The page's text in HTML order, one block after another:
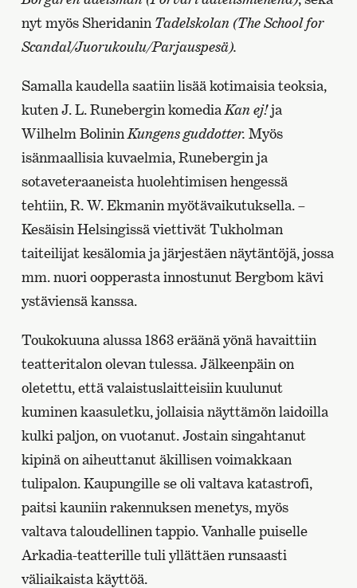
nyt myös Sheridanin Tadelskolan (The School for
Scandal/Juorukoulu/Parjauspesä).
Samalla kaudella saatiin lisää kotimaisia teoksia,
kuten J. L. Runebergin komedia Kan ej!ja
Wilhelm Bolinin Kungens guddotter. Myös
isänmaallisia kuvaelmia, Runebergin ja
sotaveteraaneista huolehtimisen hengessä
tehtiin, R. W. Ekmanin myötävaikutuksella.–
Kesäisin Helsingissä viettivät Tukholman
taiteilijat kesälomia ja järjestäen näytäntöjä, jossa
mm. nuori oopperasta innostunut Bergbom kävi
ystäviensä kanssa.
Toukokuuna alussa 1863 eräänä yönä havaittiin
teatteritalon olevan tulessa. Jälkeenpäin on
oletettu, että valaistuslaitteisiin kuulunut
kuminen kaasuletku, jollaisia näyttämön laidoilla
kulki paljon, on vuotanut. Jostain singahtanut
kipinä on aiheuttanut äkillisen voimakkaan
tulipalon. Kaupungille se oli valtava katastrofi,
paitsi kauniin rakennuksen menetys, myös
valtava taloudellinen tappio. Vanhalle puiselle
Arkadia-teatterille tuli yllättäen runsaasti
väliaikaista käyttöä.